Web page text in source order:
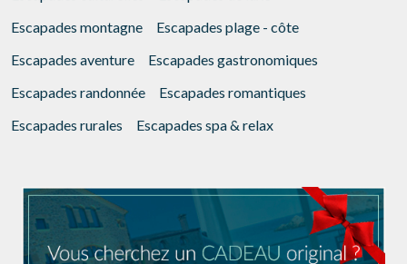
Escapades montagne
Escapades plage - côte
Escapades aventure
Escapades gastronomiques
Escapades randonnée
Escapades romantiques
Escapades rurales
Escapades spa & relax